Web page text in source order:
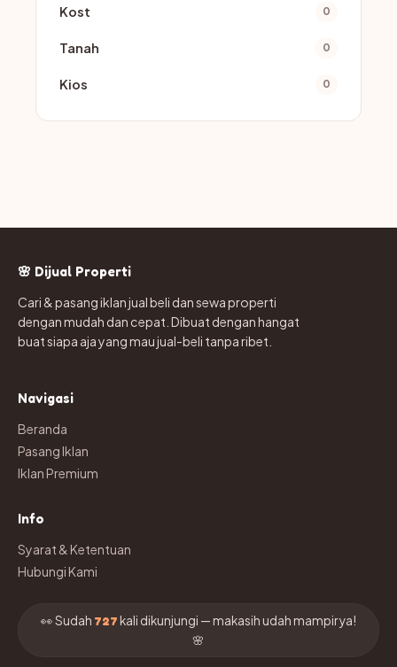
Kost 0
Tanah 0
Kios 0
🌸 Dijual Properti
Cari & pasang iklan jual beli dan sewa properti
dengan mudah dan cepat. Dibuat dengan hangat
buat siapa aja yang mau jual-beli tanpa ribet.
Navigasi
Beranda
Pasang Iklan
Iklan Premium
Info
Syarat & Ketentuan
Hubungi Kami
👀 Sudah 727kali dikunjungi — makasih udah mampir ya!
🌸